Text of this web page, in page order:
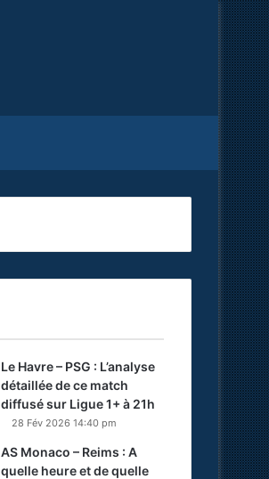
Le Havre – PSG : L’analyse
détaillée de ce match
diffusé sur Ligue 1+ à 21h
28 Fév 2026 14:40 pm
AS Monaco – Reims : A
quelle heure et de quelle